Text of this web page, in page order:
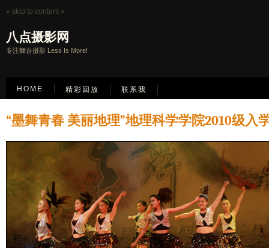
» skip to content «
八点摄影网
专注舞台摄影 Less Is More!
HOME 精彩回放 联系我
“墨舞青春 美丽地理”地理科学学院2010级入